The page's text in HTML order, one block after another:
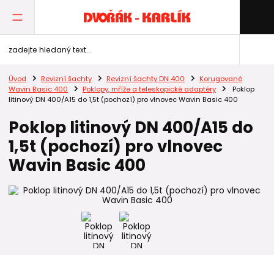
Úvod Revizní šachty Revizní šachty DN 400
Korugované
Wavin Basic 400
Poklopy, mříže a teleskopické adaptéry
Poklop
litinový DN 400/A15 do 1,5t (pochozí) pro vlnovec Wavin Basic 400
Poklop litinový DN 400/A15 do
1,5t (pochozí) pro vlnovec
Wavin Basic 400